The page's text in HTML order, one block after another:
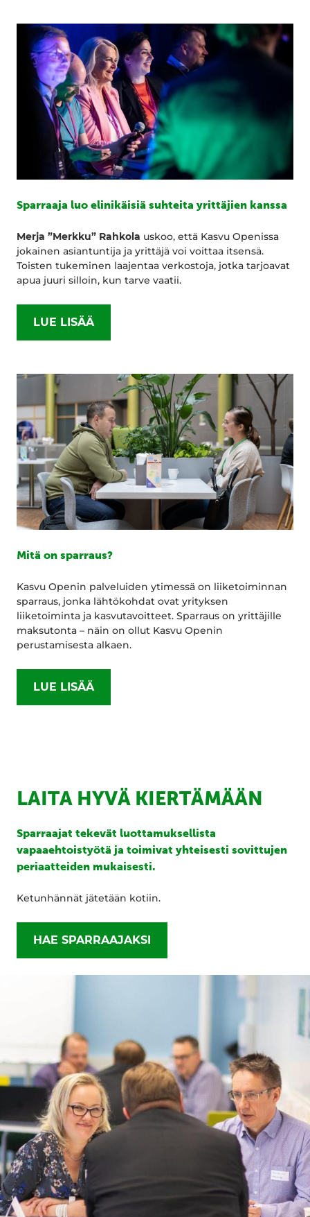
Sparraaja luo elinikäisiä suhteita yrittäjien kanssa
Merja ”Merkku” Rahkola uskoo, että Kasvu Openissa
jokainen asiantuntija ja yrittäjä voi voittaa itsensä.
Toisten tukeminen laajentaa verkostoja, jotka tarjoavat
apua juuri silloin, kun tarve vaatii.
LUE LISÄÄ
Mitä on sparraus?
Kasvu Openin palveluiden ytimessä on liiketoiminnan
sparraus, jonka lähtökohdat ovat yrityksen
liiketoiminta ja kasvutavoitteet. Sparraus on yrittäjille
maksutonta – näin on ollut Kasvu Openin
perustamisesta alkaen.
LUE LISÄÄ
LAITA HYVÄ KIERTÄMÄÄN
Sparraajat tekevät luottamuksellista
vapaaehtoistyötä ja toimivat yhteisesti sovittujen
periaatteiden mukaisesti.
Ketunhännät jätetään kotiin.
HAE SPARRAAJAKSI